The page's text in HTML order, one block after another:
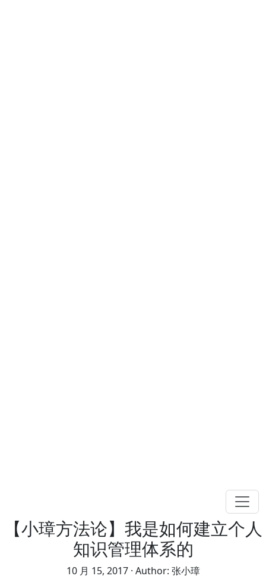
【小璋方法论】我是如何建立个人
知识管理体系的
10 月 15, 2017 · Author: 张小璋